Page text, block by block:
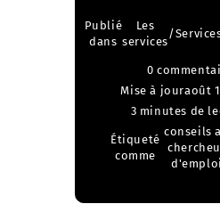
Publié
dans
Les
services
/
0
Mise à jouraoût
3 minutes de
Étiqueté
comme
conseils